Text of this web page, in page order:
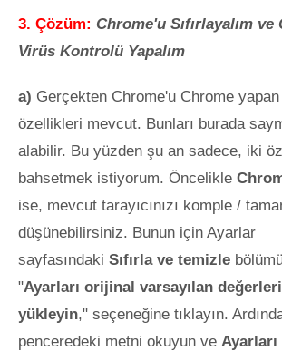
3. Çözüm: Chrome'u Sıfırlayalım
Virüs Kontrolü Yapalım
a) Gerçekten Chrome'u Chrome
özellikleri mevcut. Bunları burada
alabilir. Bu yüzden şu an sadece, iki
bahsetmek istiyorum. Öncelikle
ise, mevcut tarayıcınızı komple /
düşünebilirsiniz. Bunun için Ayarlar
sayfasındaki Sıfırla ve temizle
"Ayarları orijinal varsayılan
yükleyin," seçeneğine tıklayın.
penceredeki metni okuyun ve Ayarları